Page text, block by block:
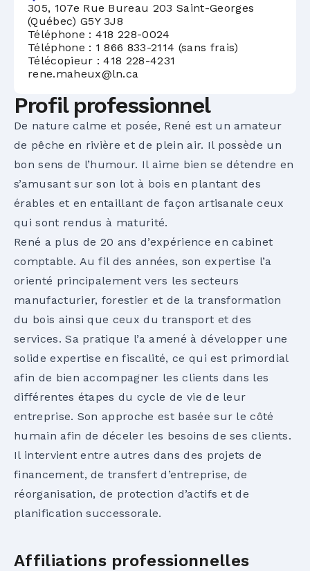
Profil professionnel
De nature calme et posée, René est un amateur
de pêche en rivière et de plein air. Il possède un
bon sens de l’humour. Il aime bien se détendre en
s’amusant sur son lot à bois en plantant des
érables et en entaillant de façon artisanale ceux
qui sont rendus à maturité.
René a plus de 20 ans d’expérience en cabinet
comptable. Au fil des années, son expertise l’a
orienté principalement vers les secteurs
manufacturier, forestier et de la transformation
du bois ainsi que ceux du transport et des
services. Sa pratique l’a amené à développer une
solide expertise en fiscalité, ce qui est primordial
afin de bien accompagner les clients dans les
différentes étapes du cycle de vie de leur
entreprise. Son approche est basée sur le côté
humain afin de déceler les besoins de ses clients.
Il intervient entre autres dans des projets de
financement, de transfert d’entreprise, de
réorganisation, de protection d’actifs et de
planification successorale.
Affiliations professionnelles
305, 107e Rue Bureau 203 Saint-Georges
(Québec) G5Y 3J8
Téléphone : 418 228-0024
Téléphone : 1 866 833-2114 (sans frais)
Télécopieur : 418 228-4231
rene.maheux@ln.ca